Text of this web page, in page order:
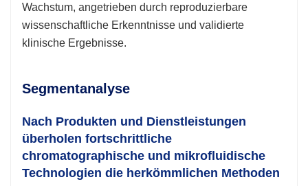
Wachstum, angetrieben durch reproduzierbare
wissenschaftliche Erkenntnisse und validierte
klinische Ergebnisse.
Segmentanalyse
Nach Produkten und Dienstleistungen
überholen fortschrittliche
chromatographische und mikrofluidische
Technologien die herkömmlichen Methoden